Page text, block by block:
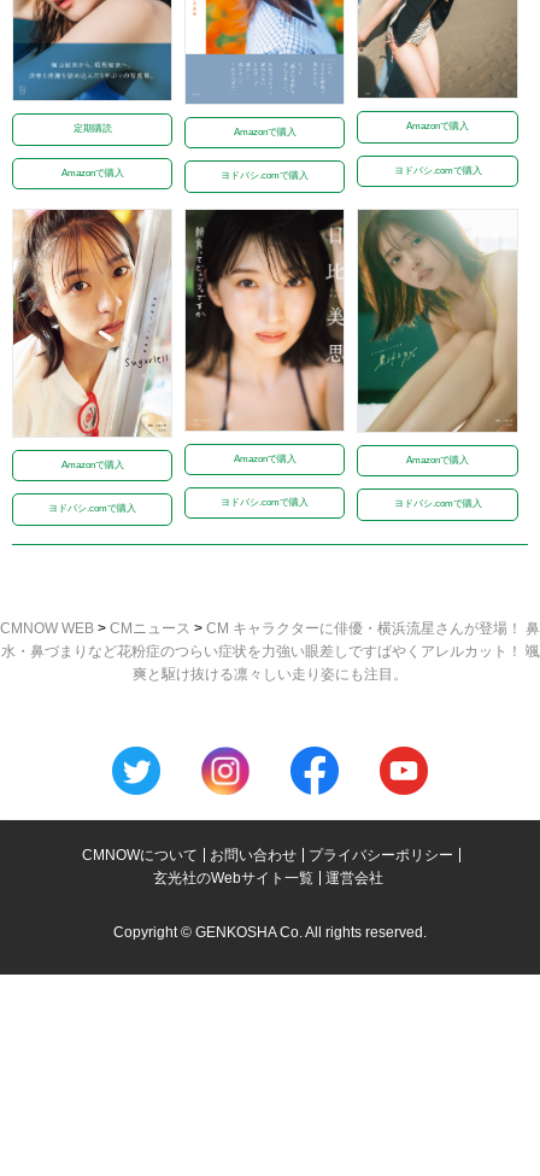
定期購読
Amazonで購入
Amazonで購入
ヨドバシ.comで購入
Amazonで購入
ヨドバシ.comで購入
Amazonで購入
ヨドバシ.comで購入
Amazonで購入
ヨドバシ.comで購入
Amazonで購入
ヨドバシ.comで購入
CMNOW WEB > CMニュース > CM キャラクターに俳優・横浜流星さんが登場！ 鼻
水・鼻づまりなど花粉症のつらい症状を力強い眼差しですばやくアレルカット！ 颯
爽と駆け抜ける凛々しい走り姿にも注目。
CMNOWについて お問い合わせ
プライバシーポリシー
玄光社のWebサイト一覧
運営会社
Copyright © GENKOSHA Co. All rights reserved.